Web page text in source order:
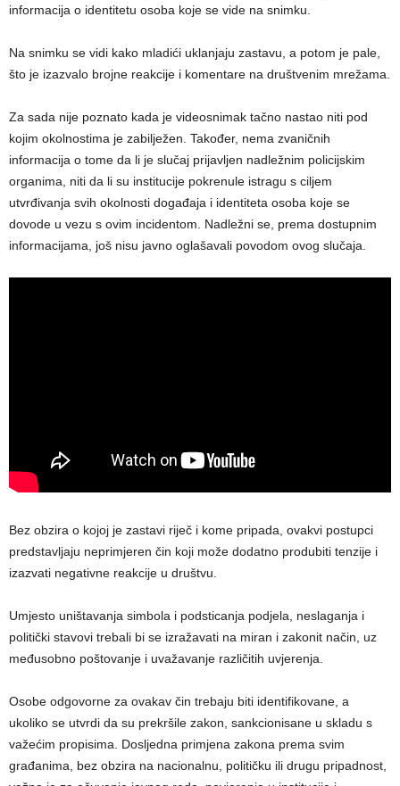
informacija o identitetu osoba koje se vide na snimku.
Na snimku se vidi kako mladići uklanjaju zastavu, a potom je pale,
što je izazvalo brojne reakcije i komentare na društvenim mrežama.
Za sada nije poznato kada je videosnimak tačno nastao niti pod
kojim okolnostima je zabilježen. Također, nema zvaničnih
informacija o tome da li je slučaj prijavljen nadležnim policijskim
organima, niti da li su institucije pokrenule istragu s ciljem
utvrđivanja svih okolnosti događaja i identiteta osoba koje se
dovode u vezu s ovim incidentom. Nadležni se, prema dostupnim
informacijama, još nisu javno oglašavali povodom ovog slučaja.
Bez obzira o kojoj je zastavi riječ i kome pripada, ovakvi postupci
predstavljaju neprimjeren čin koji može dodatno produbiti tenzije i
izazvati negativne reakcije u društvu.
Umjesto uništavanja simbola i podsticanja podjela, neslaganja i
politički stavovi trebali bi se izražavati na miran i zakonit način, uz
međusobno poštovanje i uvažavanje različitih uvjerenja.
Osobe odgovorne za ovakav čin trebaju biti identifikovane, a
ukoliko se utvrdi da su prekršile zakon, sankcionisane u skladu s
važećim propisima. Dosljedna primjena zakona prema svim
građanima, bez obzira na nacionalnu, političku ili drugu pripadnost,